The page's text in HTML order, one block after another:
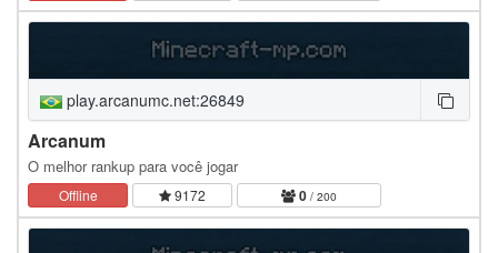
play.arcanumc.net:26849
Arcanum
O melhor rankup para você jogar
Offline 9172 0 / 200